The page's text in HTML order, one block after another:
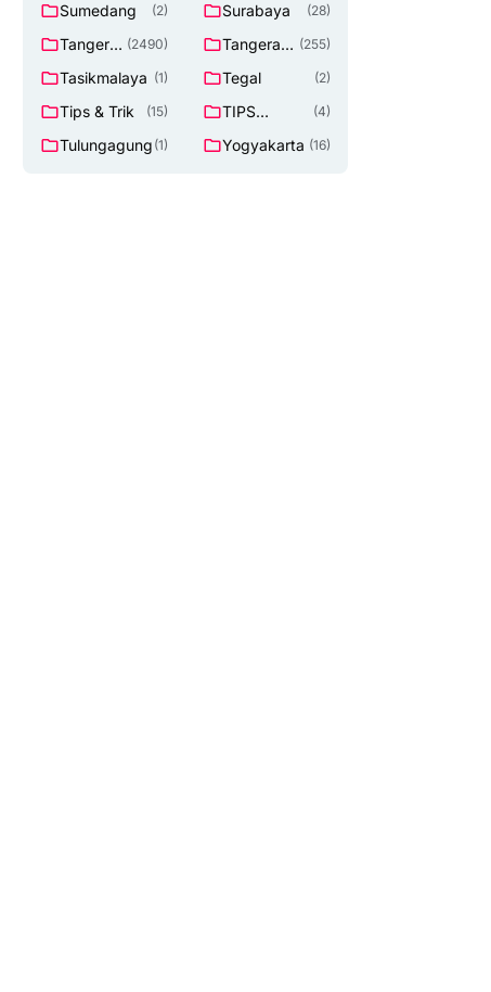
Sumedang (2) Surabaya (28)
Tangeran (2490)
Tangerang (255)
Tasikmalaya (1) Tegal (2)
Tips & Trik (15)
TIPS
Kerja
(4)
Tulungagung (1) Yogyakarta (16)